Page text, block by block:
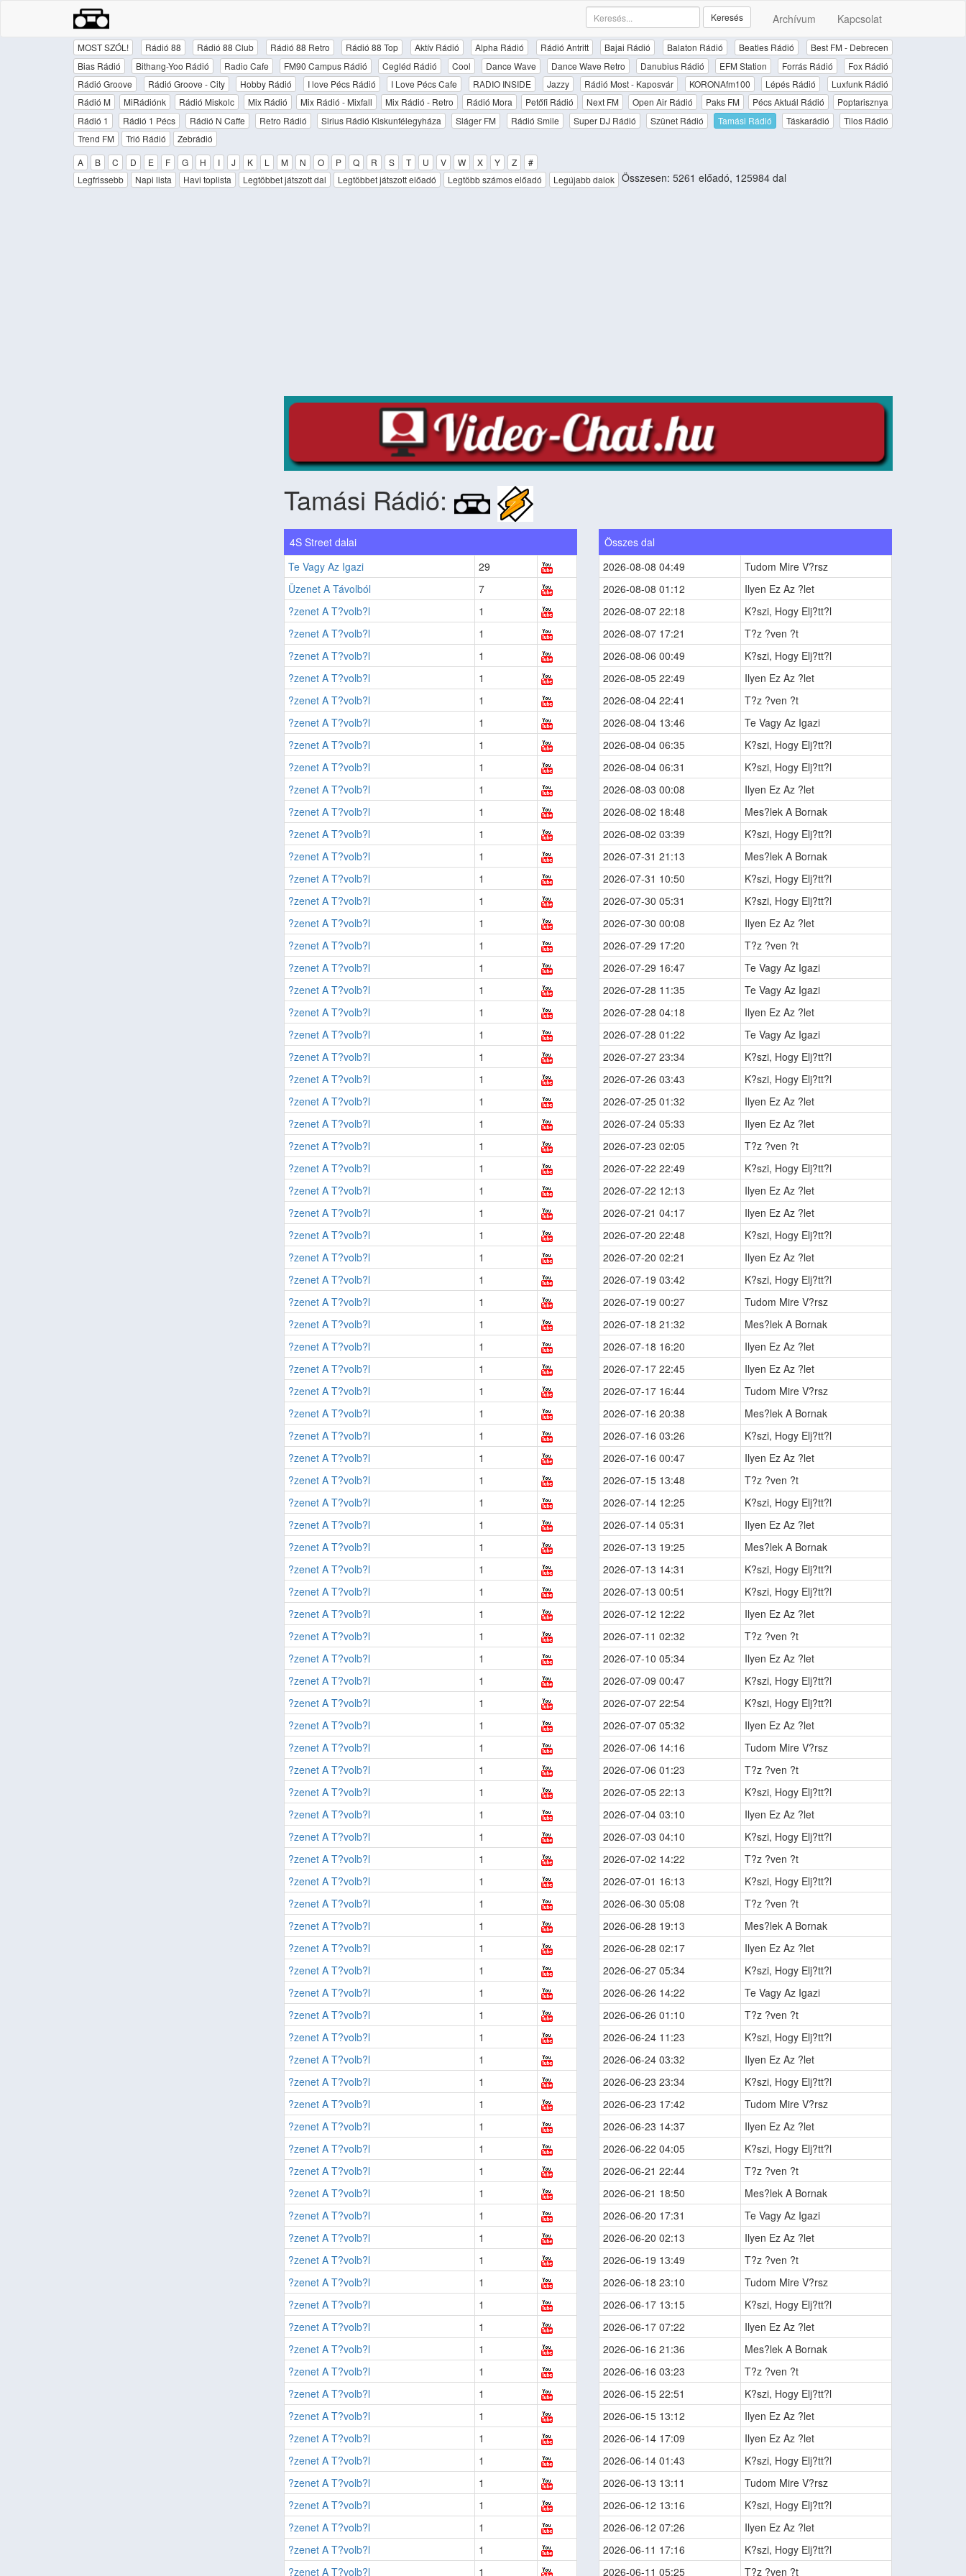
Archívum Kapcsolat
Keresés
MOST SZÓL! Rádió 88 Rádió 88 Club Rádió 88 Retro Rádió 88 Top Aktív Rádió Alpha Rádió Rádió Antritt Bajai Rádió Balaton Rádió Beatles Rádió
Best FM - Debrecen
Bias Rádió
Bithang-Yoo Rádió Radio Cafe FM90 Campus Rádió Cegléd Rádió Cool Dance Wave Dance Wave Retro Danubius Rádió EFM Station Forrás Rádió
Fox Rádió
Rádió Groove
Rádió Groove - City Hobby Rádió I love Pécs Rádió I Love Pécs Cafe RADIO INSIDE Jazzy Rádió Most - Kaposvár KORONAfm100 Lépés Rádió
Luxfunk Rádió
Rádió M
MiRádiónk Rádió Miskolc Mix Rádió Mix Rádió - Mixfall Mix Rádió - Retro Rádió Mora Petőfi Rádió Next FM Open Air Rádió Paks FM Pécs Aktuál Rádió
Poptarisznya
Rádió 1
Rádió 1 Pécs Rádió N Caffe Retro Rádió Sirius Rádió Kiskunfélegyháza Sláger FM Rádió Smile Super DJ Rádió Szünet Rádió Tamási Rádió Táskarádió
Tilos Rádió
Trend FM
Trió Rádió
Zebrádió
A
B C D E F G H I J K L M N O P Q R S T U V W X Y Z
#
Legfrissebb
Napi lista Havi toplista Legtöbbet játszott dal Legtöbbet játszott előadó Legtöbb számos előadó Legújabb dalok Összesen: 5261 előadó, 125984 dal
Tamási Rádió:
4S Street dalai
Te Vagy Az Igazi
29
Üzenet A Távolból
7
?zenet A T?volb?l
1
?zenet A T?volb?l
1
?zenet A T?volb?l
1
?zenet A T?volb?l
1
?zenet A T?volb?l
1
?zenet A T?volb?l
1
?zenet A T?volb?l
1
?zenet A T?volb?l
1
?zenet A T?volb?l
1
?zenet A T?volb?l
1
?zenet A T?volb?l
1
?zenet A T?volb?l
1
?zenet A T?volb?l
1
?zenet A T?volb?l
1
?zenet A T?volb?l
1
?zenet A T?volb?l
1
?zenet A T?volb?l
1
?zenet A T?volb?l
1
?zenet A T?volb?l
1
?zenet A T?volb?l
1
?zenet A T?volb?l
1
?zenet A T?volb?l
1
?zenet A T?volb?l
1
?zenet A T?volb?l
1
?zenet A T?volb?l
1
?zenet A T?volb?l
1
?zenet A T?volb?l
1
?zenet A T?volb?l
1
?zenet A T?volb?l
1
?zenet A T?volb?l
1
?zenet A T?volb?l
1
?zenet A T?volb?l
1
?zenet A T?volb?l
1
?zenet A T?volb?l
1
?zenet A T?volb?l
1
?zenet A T?volb?l
1
?zenet A T?volb?l
1
?zenet A T?volb?l
1
?zenet A T?volb?l
1
?zenet A T?volb?l
1
?zenet A T?volb?l
1
?zenet A T?volb?l
1
?zenet A T?volb?l
1
?zenet A T?volb?l
1
?zenet A T?volb?l
1
?zenet A T?volb?l
1
?zenet A T?volb?l
1
?zenet A T?volb?l
1
?zenet A T?volb?l
1
?zenet A T?volb?l
1
?zenet A T?volb?l
1
?zenet A T?volb?l
1
?zenet A T?volb?l
1
?zenet A T?volb?l
1
?zenet A T?volb?l
1
?zenet A T?volb?l
1
?zenet A T?volb?l
1
?zenet A T?volb?l
1
?zenet A T?volb?l
1
?zenet A T?volb?l
1
?zenet A T?volb?l
1
?zenet A T?volb?l
1
?zenet A T?volb?l
1
?zenet A T?volb?l
1
?zenet A T?volb?l
1
?zenet A T?volb?l
1
?zenet A T?volb?l
1
?zenet A T?volb?l
1
?zenet A T?volb?l
1
?zenet A T?volb?l
1
?zenet A T?volb?l
1
?zenet A T?volb?l
1
?zenet A T?volb?l
1
?zenet A T?volb?l
1
?zenet A T?volb?l
1
?zenet A T?volb?l
1
?zenet A T?volb?l
1
?zenet A T?volb?l
1
?zenet A T?volb?l
1
?zenet A T?volb?l
1
?zenet A T?volb?l
1
?zenet A T?volb?l
1
?zenet A T?volb?l
1
?zenet A T?volb?l
1
?zenet A T?volb?l
1
?zenet A T?volb?l
1
?zenet A T?volb?l
1
?zenet A T?volb?l
1
?zenet A T?volb?l
1
Összes dal
2026-08-08 04:49
Tudom Mire V?rsz
2026-08-08 01:12
Ilyen Ez Az ?let
2026-08-07 22:18
K?szi, Hogy Elj?tt?l
2026-08-07 17:21
T?z ?ven ?t
2026-08-06 00:49
K?szi, Hogy Elj?tt?l
2026-08-05 22:49
Ilyen Ez Az ?let
2026-08-04 22:41
T?z ?ven ?t
2026-08-04 13:46
Te Vagy Az Igazi
2026-08-04 06:35
K?szi, Hogy Elj?tt?l
2026-08-04 06:31
K?szi, Hogy Elj?tt?l
2026-08-03 00:08
Ilyen Ez Az ?let
2026-08-02 18:48
Mes?lek A Bornak
2026-08-02 03:39
K?szi, Hogy Elj?tt?l
2026-07-31 21:13
Mes?lek A Bornak
2026-07-31 10:50
K?szi, Hogy Elj?tt?l
2026-07-30 05:31
K?szi, Hogy Elj?tt?l
2026-07-30 00:08
Ilyen Ez Az ?let
2026-07-29 17:20
T?z ?ven ?t
2026-07-29 16:47
Te Vagy Az Igazi
2026-07-28 11:35
Te Vagy Az Igazi
2026-07-28 04:18
Ilyen Ez Az ?let
2026-07-28 01:22
Te Vagy Az Igazi
2026-07-27 23:34
K?szi, Hogy Elj?tt?l
2026-07-26 03:43
K?szi, Hogy Elj?tt?l
2026-07-25 01:32
Ilyen Ez Az ?let
2026-07-24 05:33
Ilyen Ez Az ?let
2026-07-23 02:05
T?z ?ven ?t
2026-07-22 22:49
K?szi, Hogy Elj?tt?l
2026-07-22 12:13
Ilyen Ez Az ?let
2026-07-21 04:17
Ilyen Ez Az ?let
2026-07-20 22:48
K?szi, Hogy Elj?tt?l
2026-07-20 02:21
Ilyen Ez Az ?let
2026-07-19 03:42
K?szi, Hogy Elj?tt?l
2026-07-19 00:27
Tudom Mire V?rsz
2026-07-18 21:32
Mes?lek A Bornak
2026-07-18 16:20
Ilyen Ez Az ?let
2026-07-17 22:45
Ilyen Ez Az ?let
2026-07-17 16:44
Tudom Mire V?rsz
2026-07-16 20:38
Mes?lek A Bornak
2026-07-16 03:26
K?szi, Hogy Elj?tt?l
2026-07-16 00:47
Ilyen Ez Az ?let
2026-07-15 13:48
T?z ?ven ?t
2026-07-14 12:25
K?szi, Hogy Elj?tt?l
2026-07-14 05:31
Ilyen Ez Az ?let
2026-07-13 19:25
Mes?lek A Bornak
2026-07-13 14:31
K?szi, Hogy Elj?tt?l
2026-07-13 00:51
K?szi, Hogy Elj?tt?l
2026-07-12 12:22
Ilyen Ez Az ?let
2026-07-11 02:32
T?z ?ven ?t
2026-07-10 05:34
Ilyen Ez Az ?let
2026-07-09 00:47
K?szi, Hogy Elj?tt?l
2026-07-07 22:54
K?szi, Hogy Elj?tt?l
2026-07-07 05:32
Ilyen Ez Az ?let
2026-07-06 14:16
Tudom Mire V?rsz
2026-07-06 01:23
T?z ?ven ?t
2026-07-05 22:13
K?szi, Hogy Elj?tt?l
2026-07-04 03:10
Ilyen Ez Az ?let
2026-07-03 04:10
K?szi, Hogy Elj?tt?l
2026-07-02 14:22
T?z ?ven ?t
2026-07-01 16:13
K?szi, Hogy Elj?tt?l
2026-06-30 05:08
T?z ?ven ?t
2026-06-28 19:13
Mes?lek A Bornak
2026-06-28 02:17
Ilyen Ez Az ?let
2026-06-27 05:34
K?szi, Hogy Elj?tt?l
2026-06-26 14:22
Te Vagy Az Igazi
2026-06-26 01:10
T?z ?ven ?t
2026-06-24 11:23
K?szi, Hogy Elj?tt?l
2026-06-24 03:32
Ilyen Ez Az ?let
2026-06-23 23:34
K?szi, Hogy Elj?tt?l
2026-06-23 17:42
Tudom Mire V?rsz
2026-06-23 14:37
Ilyen Ez Az ?let
2026-06-22 04:05
K?szi, Hogy Elj?tt?l
2026-06-21 22:44
T?z ?ven ?t
2026-06-21 18:50
Mes?lek A Bornak
2026-06-20 17:31
Te Vagy Az Igazi
2026-06-20 02:13
Ilyen Ez Az ?let
2026-06-19 13:49
T?z ?ven ?t
2026-06-18 23:10
Tudom Mire V?rsz
2026-06-17 13:15
K?szi, Hogy Elj?tt?l
2026-06-17 07:22
Ilyen Ez Az ?let
2026-06-16 21:36
Mes?lek A Bornak
2026-06-16 03:23
T?z ?ven ?t
2026-06-15 22:51
K?szi, Hogy Elj?tt?l
2026-06-15 13:12
Ilyen Ez Az ?let
2026-06-14 17:09
Ilyen Ez Az ?let
2026-06-14 01:43
K?szi, Hogy Elj?tt?l
2026-06-13 13:11
Tudom Mire V?rsz
2026-06-12 13:16
K?szi, Hogy Elj?tt?l
2026-06-12 07:26
Ilyen Ez Az ?let
2026-06-11 17:16
K?szi, Hogy Elj?tt?l
2026-06-11 05:25
T?z ?ven ?t